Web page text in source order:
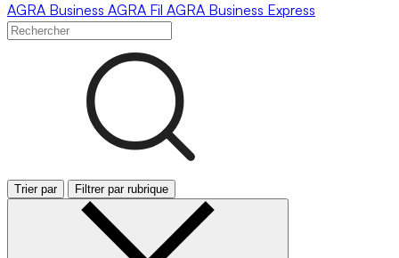
AGRA Business AGRA Fil AGRA Business Express
Trier par Filtrer par rubrique